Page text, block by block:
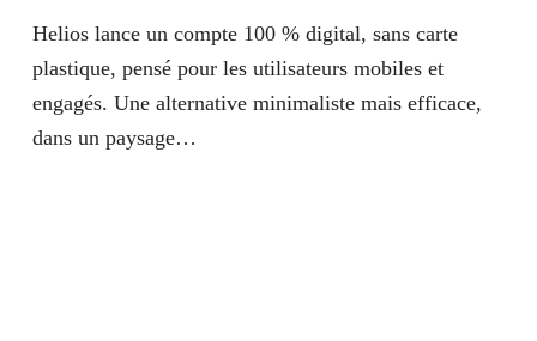
Helios lance un compte 100 % digital, sans carte
plastique, pensé pour les utilisateurs mobiles et
engagés. Une alternative minimaliste mais efficace,
dans un paysage…